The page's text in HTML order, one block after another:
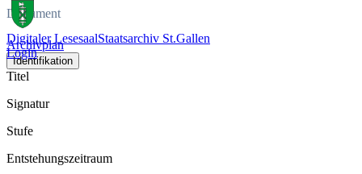
Digitaler LesesaalStaatsarchiv St.Gallen
Login
Dokument
Archivplan
Identifikation
Titel
Signatur
Stufe
Entstehungszeitraum